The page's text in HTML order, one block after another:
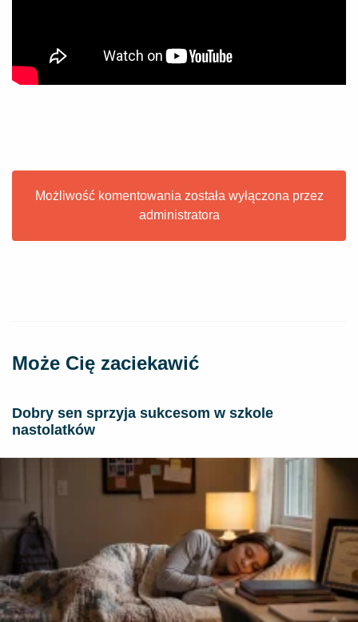
Możliwość komentowania została wyłączona przez
administratora
Może Cię zaciekawić
Dobry sen sprzyja sukcesom w szkole
nastolatków